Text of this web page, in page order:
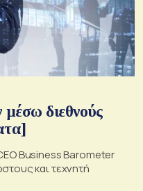
διεθνούς
Business Barometer
και τεχνητή